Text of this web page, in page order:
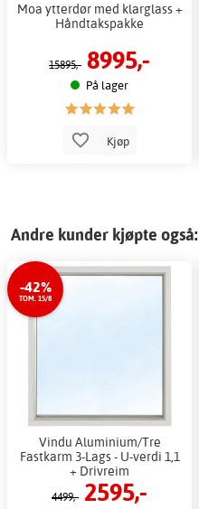
Moa ytterdør med klarglass +
Håndtakspakke
15895,- 8995,-
På lager
Kjøp
Andre kunder kjøpte også:
-42%
TOM. 15/8
Vindu Aluminium/Tre
Fastkarm 3-Lags - U-verdi 1,1
+ Drivreim
4499,- 2595,-